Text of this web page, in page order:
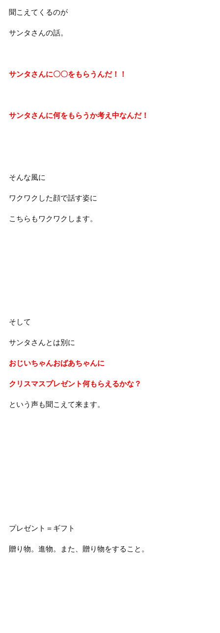
聞こえてくるのが
サンタさんの話。
サンタさんに〇〇をもらうんだ！！
サンタさんに何をもらうか考え中なんだ！
そんな風に
ワクワクした顔で話す姿に
こちらもワクワクします。
そして
サンタさんとは別に
おじいちゃんおばあちゃんに
クリスマスプレゼント何もらえるかな？
という声も聞こえて来ます。
プレゼント＝ギフト
贈り物。進物。また、贈り物をすること。